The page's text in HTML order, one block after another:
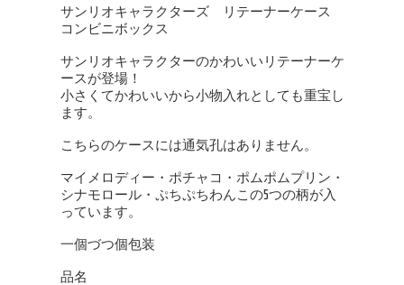
サンリオキャラクターズ リテーナーケース
コンビニボックス
サンリオキャラクターのかわいいリテーナーケ
ースが登場！
小さくてかわいいから小物入れとしても重宝し
ます。
こちらのケースには通気孔はありません。
マイメロディー・ポチャコ・ポムポムプリン・
シナモロール・ぷちぷちわんこの5つの柄が入
っています。
一個づつ個包装
品名